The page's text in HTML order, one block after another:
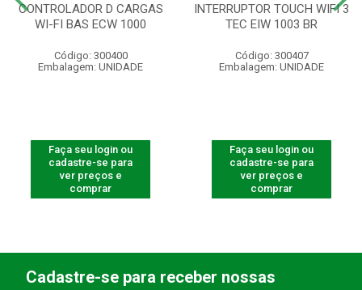
CONTROLADOR D CARGAS
WI-FI BAS ECW 1000
Código: 300400
Embalagem: UNIDADE
Faça seu login ou
cadastre-se para
ver preços e
comprar
INTERRUPTOR TOUCH WIFI 3
TEC EIW 1003 BR
Código: 300407
Embalagem: UNIDADE
Faça seu login ou
cadastre-se para
ver preços e
comprar
Cadastre-se para receber nossas